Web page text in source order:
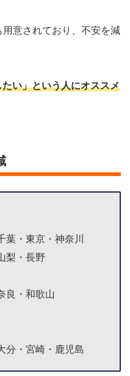
意されており、不安を減
い」という人にオススメ
葉・東京・神奈川
梨・長野
良・和歌山
分・宮崎・鹿児島